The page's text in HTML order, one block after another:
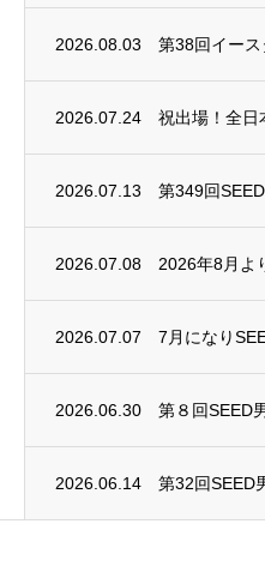
2026.08.03
2026.07.24
2026.07.13 第349回
2026.07.08
2026.07.07 7月になり
2026.06.30
2026.06.14 第32回SEED